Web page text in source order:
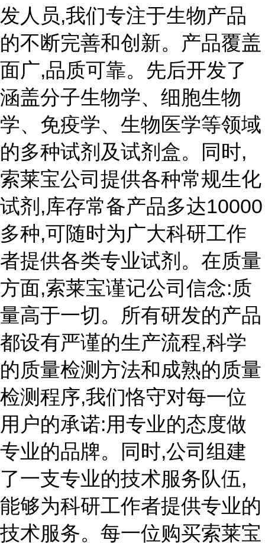
发人员,我们专注于生物产品
的不断完善和创新。产品覆盖
面广,品质可靠。先后开发了
涵盖分子生物学、细胞生物
学、免疫学、生物医学等领域
的多种试剂及试剂盒。同时,
索莱宝公司提供各种常规生化
试剂,库存常备产品多达10000
多种,可随时为广大科研工作
者提供各类专业试剂。在质量
方面,索莱宝谨记公司信念:质
量高于一切。所有研发的产品
都设有严谨的生产流程,科学
的质量检测方法和成熟的质量
检测程序,我们恪守对每一位
用户的承诺:用专业的态度做
专业的品牌。同时,公司组建
了一支专业的技术服务队伍,
能够为科研工作者提供专业的
技术服务。每一位购买索莱宝